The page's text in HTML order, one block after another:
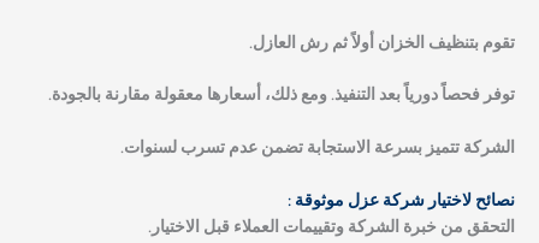
تقوم بتنظيف الخزان أولاً ثم رش العازل.
توفر فحصاً دورياً بعد التنفيذ. ومع ذلك، أسعارها معقولة مقارنة بالجودة.
الشركة تتميز بسرعة الاستجابة تضمن عدم تسرب لسنوات.
نصائح لاختيار شركة عزل موثوقة :
التحقق من خبرة الشركة وتقييمات العملاء قبل الاختيار.